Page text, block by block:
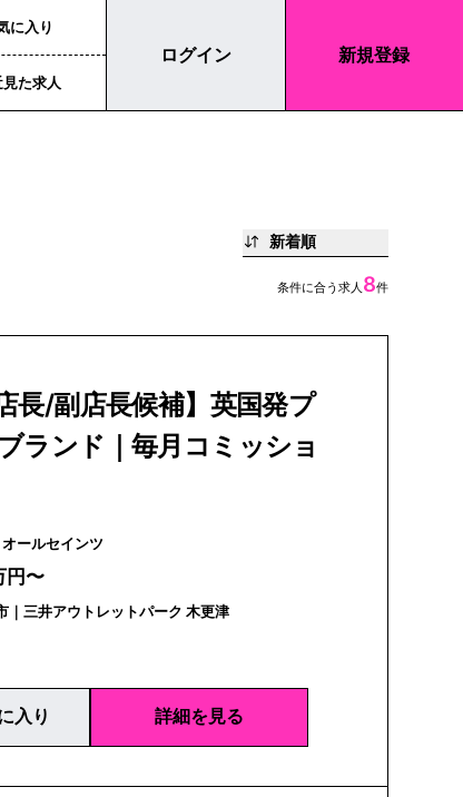
に入り
た求人
ログイン 新規登録
新着順
条件に合う求人 8件
長/副店長候補】英国発プ
ランド｜毎月コミッショ
ALLSAINTS | オールセインツ
円〜
｜三井アウトレットパーク 木更津
入り 詳細を見る